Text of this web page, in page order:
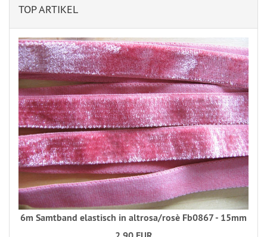
TOP ARTIKEL
6m Samtband elastisch in altrosa/rosè Fb0867 - 15mm